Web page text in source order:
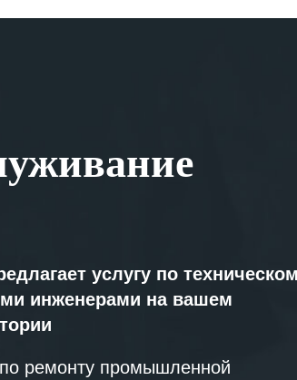
услугу по
инженерами на вашем
ремонту промышленной